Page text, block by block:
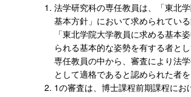
法学研究科の専任教員は、「東北
基本方針」において求められてい
「東北学院大学教員に求める基本
られる基本的な姿勢を有する者と
専任教員の中から、審査により法
として適格であると認められた者を
1の審査は、博士課程前期課程にお